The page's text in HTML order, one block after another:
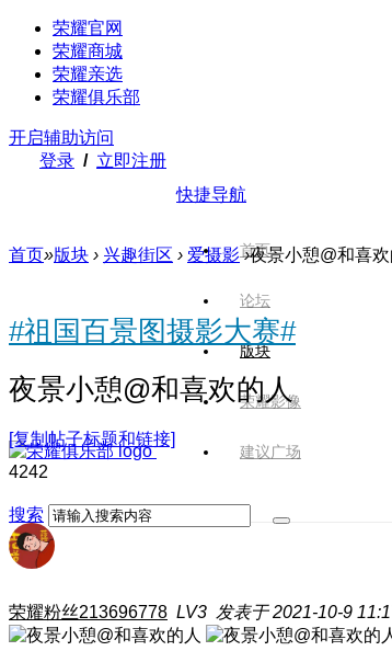
荣耀官网
荣耀商城
荣耀亲选
荣耀俱乐部
开启辅助访问
登录 / 立即注册
快捷导航
首页
论坛
版块
荣耀影像
建议广场
搜索
首页»版块 › 兴趣街区 › 爱摄影 ›夜景小憩@和喜欢
#祖国百景图摄影大赛#
夜景小憩@和喜欢的人
[复制帖子标题和链接]
4242
荣耀粉丝213696778 LV3 发表于 2021-10-9